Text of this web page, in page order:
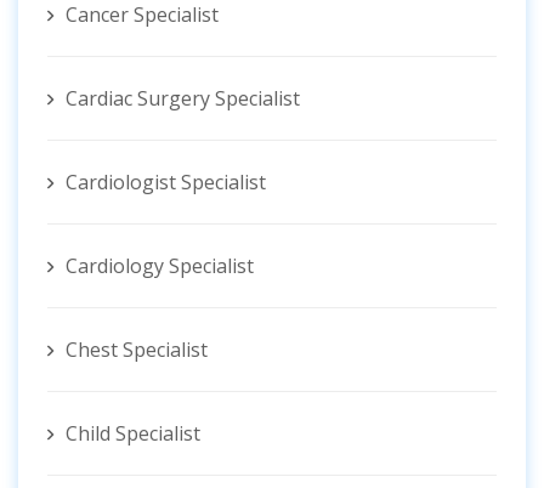
Cancer Specialist
Cardiac Surgery Specialist
Cardiologist Specialist
Cardiology Specialist
Chest Specialist
Child Specialist